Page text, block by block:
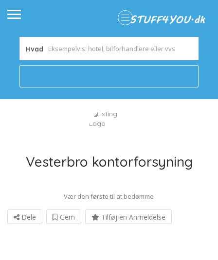
Hvad
Vesterbro kontorforsyning
Vær den første til at bedømme
Dele Gem Tilføj en Anmeldelse